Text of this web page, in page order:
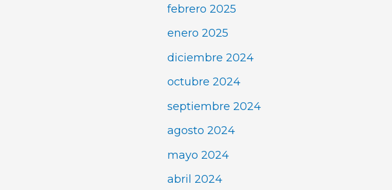
febrero 2025
enero 2025
diciembre 2024
octubre 2024
septiembre 2024
agosto 2024
mayo 2024
abril 2024